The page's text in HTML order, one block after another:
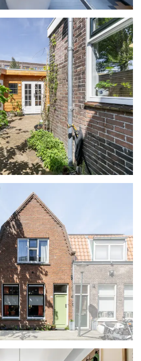
inloopdouche, is er een toilet
wastafelmeubel met twee
gemaakt. De
gedeelte van de wanden
dubbelhard gebakken
gestuukte wanden en
Daarnaast is er een open
handdoeken en is er een
met daarin de aansluiting
Ook is er een groot raam
welke ook te
ventilatie.
deels open en heeft
de slaapkamer. Er is
aanwezig en hier hangt de
ketel. Ook hier zijn de
met kraaldelen en ligt
volledig gestript en
- Nieuw dak met isolatie,
groepenkast, nieuwe